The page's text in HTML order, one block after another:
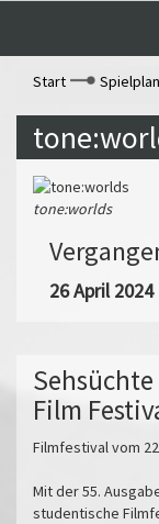
Start
Spielplan
tone:worlds
26 April 2024
Film
Filmfestival vom
Mit der 55.
studentische